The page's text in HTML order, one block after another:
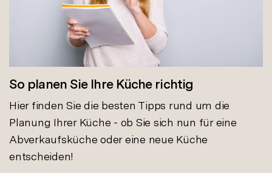
So planen Sie Ihre Küche richtig
Hier finden Sie die besten Tipps rund um die
Planung Ihrer Küche - ob Sie sich nun für eine
Abverkaufsküche oder eine neue Küche
entscheiden!